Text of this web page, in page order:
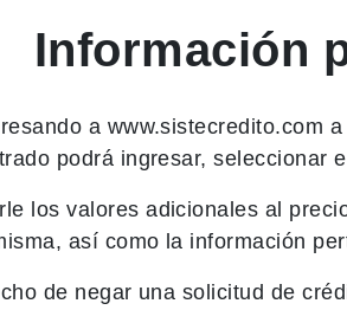
Información
a www.sistecredito.com a
podrá ingresar, seleccionar
los valores adicionales al
así como la información
de negar una solicitud de